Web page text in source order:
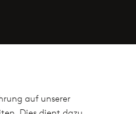
auf unserer